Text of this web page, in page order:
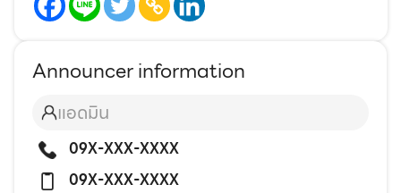
Announcer information
แอดมิน
09X-XXX-XXXX
09X-XXX-XXXX